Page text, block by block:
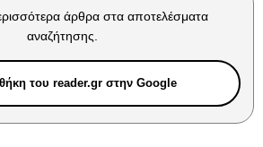
άρθρα στα αποτελέσματα
αναζήτησης.
του reader.gr στην Google